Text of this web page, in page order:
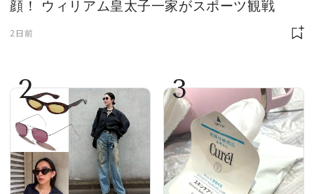
顔！ ウィリアム皇太子一家がスポーツ観戦
2日前
2 3